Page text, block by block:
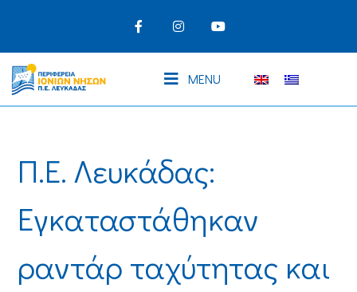
MENU
Π.Ε. Λευκάδας:
Εγκαταστάθηκαν
ραντάρ ταχύτητας και